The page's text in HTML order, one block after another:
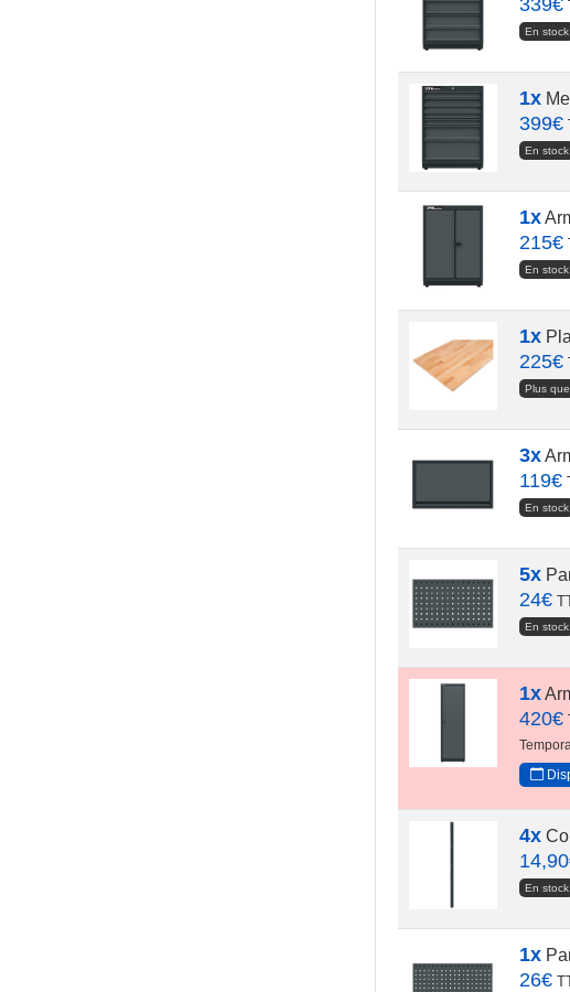
En stock
1x
399€
En stock
1x
215€
En stock
1x
225€
Plus
3x
119€
En stock
5x
24€
En stock
1x
420€
4x
14,90
En stock
1x
26€